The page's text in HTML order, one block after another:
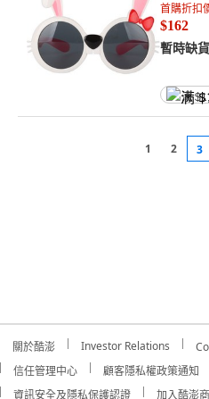
首購折扣
$162
暫時缺貨
满
1 2 3
關於酷澎 Investor Relations
信任管理中心
顧客隱私權政策通知
資訊安全及隱私保護認證
加入酷澎